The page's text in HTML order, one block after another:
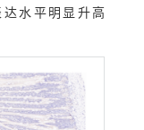
达水平明显升高